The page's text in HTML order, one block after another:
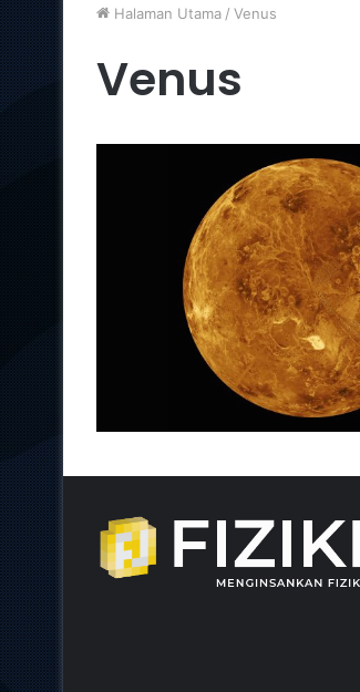
Halaman Utama / Venus
Venus